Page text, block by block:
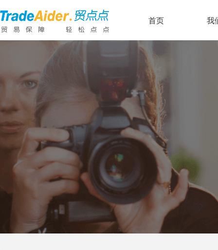
首页 我
首页 我
ꄘ 浏览量： 141